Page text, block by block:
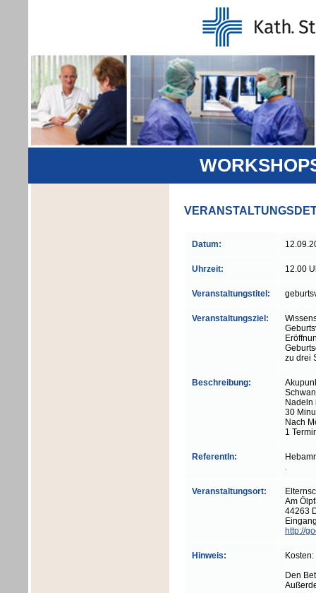
Datum:
Uhrzeit: 12.00
Veranstaltungstitel:
Veranstaltungsziel:
zu drei
Beschreibung:
Nadeln
30
Nach
1
ReferentIn:
.
Veranstaltungsort:
Am
44263
http://
Hinweis:
Den